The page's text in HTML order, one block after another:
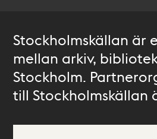
Stockholmskällan är
mellan arkiv,
Stockholm.
till Stockholmskällan